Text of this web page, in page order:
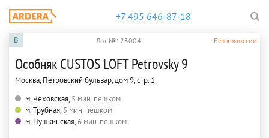
+7 495 646-87-18
B Лот №123004 Без комиссии
Особняк CUSTOS LOFT Petrovsky 9
Москва, Петровский бульвар, дом 9, стр. 1
м. Чеховская,5 мин. пешком
м. Трубная,5 мин. пешком
м. Пушкинская,6 мин. пешком